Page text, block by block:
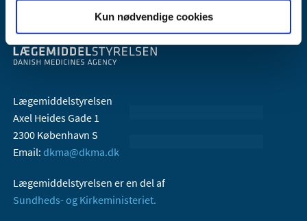
Kun nødvendige cookies
Lægemiddelstyrelsen
Axel Heides Gade 1
2300 København S
Email: dkma@dkma.dk
Lægemiddelstyrelsen er en del af
Sundheds- og Kirkeministeriet.